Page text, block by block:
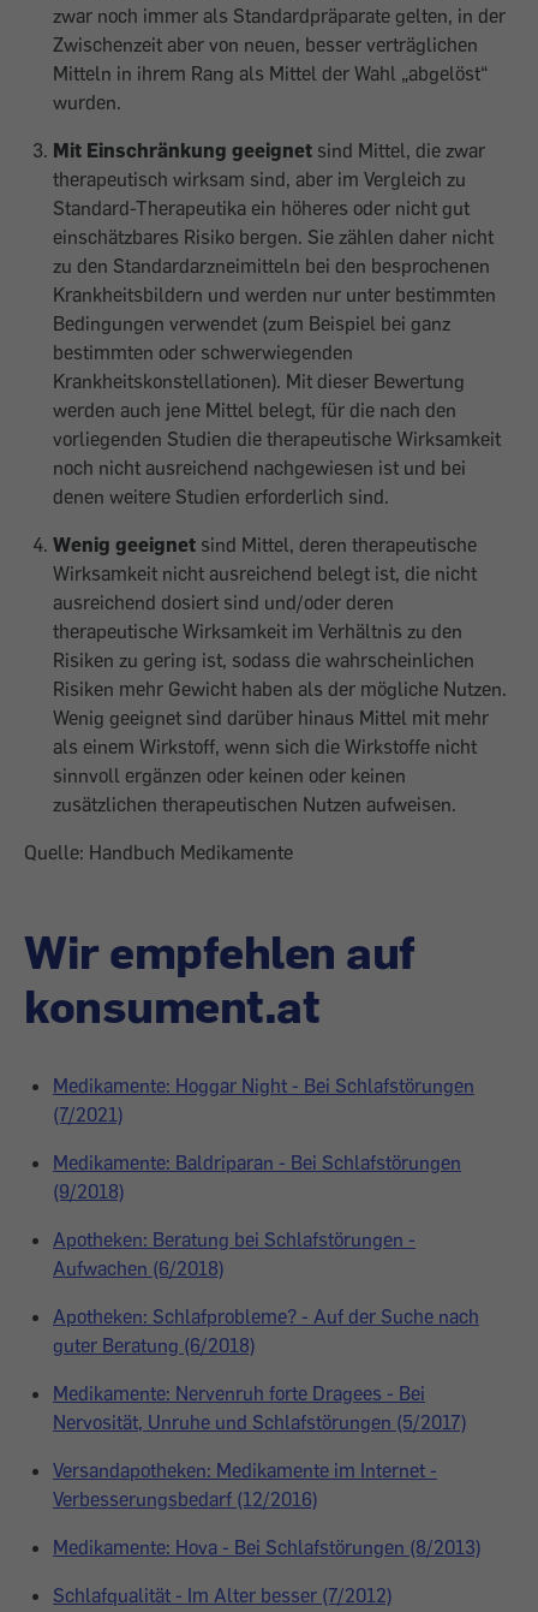
zwar noch immer als Standardpräparate gelten, in der
Zwischenzeit aber von neuen, besser verträglichen
Mitteln in ihrem Rang als Mittel der Wahl „abgelöst“
wurden.
Mit Einschränkung geeignet sind Mittel, die zwar
therapeutisch wirksam sind, aber im Vergleich zu
Standard-Therapeutika ein höheres oder nicht gut
einschätzbares Risiko bergen. Sie zählen daher nicht
zu den Standardarzneimitteln bei den besprochenen
Krankheitsbildern und werden nur unter bestimmten
Bedingungen verwendet (zum Beispiel bei ganz
bestimmten oder schwerwiegenden
Krankheitskonstellationen). Mit dieser Bewertung
werden auch jene Mittel belegt, für die nach den
vorliegenden Studien die therapeutische Wirksamkeit
noch nicht ausreichend nachgewiesen ist und bei
denen weitere Studien erforderlich sind.
Wenig geeignet sind Mittel, deren therapeutische
Wirksamkeit nicht ausreichend belegt ist, die nicht
ausreichend dosiert sind und/oder deren
therapeutische Wirksamkeit im Verhältnis zu den
Risiken zu gering ist, sodass die wahrscheinlichen
Risiken mehr Gewicht haben als der mögliche Nutzen.
Wenig geeignet sind darüber hinaus Mittel mit mehr
als einem Wirkstoff, wenn sich die Wirkstoffe nicht
sinnvoll ergänzen oder keinen oder keinen
zusätzlichen therapeutischen Nutzen aufweisen.
Quelle: Handbuch Medikamente
Wir empfehlen auf
konsument.at
Medikamente: Hoggar Night - Bei Schlafstörungen
(7/2021)
Medikamente: Baldriparan - Bei Schlafstörungen
(9/2018)
Apotheken: Beratung bei Schlafstörungen -
Aufwachen (6/2018)
Apotheken: Schlafprobleme? - Auf der Suche nach
guter Beratung (6/2018)
Medikamente: Nervenruh forte Dragees - Bei
Nervosität, Unruhe und Schlafstörungen (5/2017)
Versandapotheken: Medikamente im Internet -
Verbesserungsbedarf (12/2016)
Medikamente: Hova - Bei Schlafstörungen (8/2013)
Schlafqualität - Im Alter besser (7/2012)